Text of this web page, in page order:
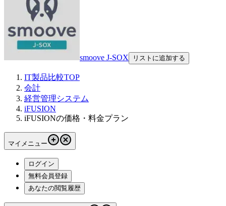
smoove J-SOX リストに追加する
IT製品比較TOP
会計
経営管理システム
iFUSION
iFUSIONの価格・料金プラン
マイメニュー
ログイン
無料会員登録
あなたの閲覧履歴